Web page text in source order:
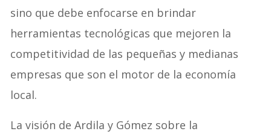
sino que debe enfocarse en brindar
herramientas tecnológicas que mejoren la
competitividad de las pequeñas y medianas
empresas que son el motor de la economía
local.
La visión de Ardila y Gómez sobre la